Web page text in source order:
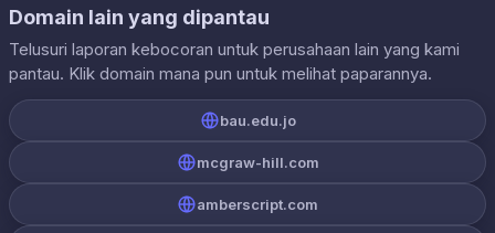
Domain lain yang dipantau
Telusuri laporan kebocoran untuk perusahaan lain yang kami
pantau. Klik domain mana pun untuk melihat paparannya.
bau.edu.jo
mcgraw-hill.com
amberscript.com